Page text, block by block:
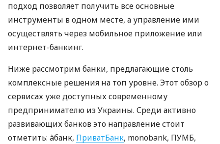
подход позволяет получить все основные
инструменты в одном месте, а управление ими
осуществлять через мобильное приложение или
интернет-банкинг.
Ниже рассмотрим банки, предлагающие столь
комплексные решения на топ уровне. Этот обзор о
сервисах уже доступных современному
предпринимателю из Украины. Среди активно
развивающих банков это направление стоит
отметить: àбанк, ПриватБанк, monobank, ПУМБ,